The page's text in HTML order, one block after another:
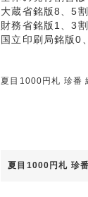
大蔵省銘版8、5
財務省銘版1、3
国立印刷局銘版0
夏目1000円札 珍番
夏目1000円札 珍